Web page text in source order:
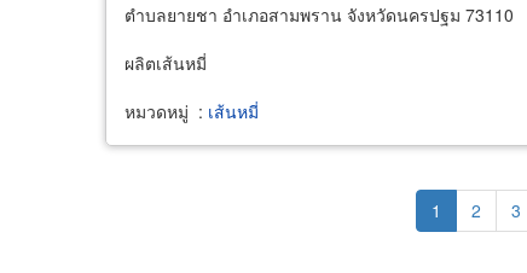
ตำบลยายชา อำเภอสามพราน จังหวัดนครปฐม 73110
ผลิตเส้นหมี่
หมวดหมู่ : เส้นหมี่
Current
page
1 Page
2 3